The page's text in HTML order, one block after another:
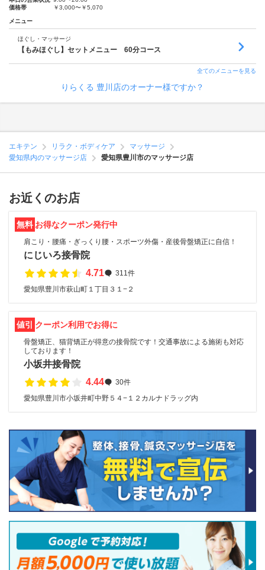
価格帯
￥3,000〜￥5,070
メニュー
ほぐし・マッサージ
【もみほぐし】セットメニュー 60分コース
全てのメニューを見る
りらくる 豊川店のオーナー様ですか？
エキテン リラク・ボディケア
マッサージ
愛知県内のマッサージ店
愛知県豊川市のマッサージ店
お近くのお店
無料 お得なクーポン発行中
肩こり・腰痛・ぎっくり腰・スポーツ外傷・産後骨盤矯正に自信！
にじいろ接骨院
4.71
311件
愛知県豊川市萩山町１丁目３１−２
値引 クーポン利用でお得に
骨盤矯正、猫背矯正が得意の接骨院です！交通事故による施術も対応
しております！
小坂井接骨院
4.44
30件
愛知県豊川市小坂井町中野５４−１２カルナドラッグ内